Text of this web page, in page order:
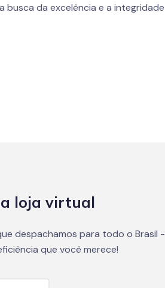
busca da excelência e a integridade
loja virtual
despachamos para todo o Brasil -
que você merece!